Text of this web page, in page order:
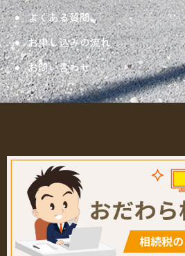
よくある質問
お申し込みの流れ
お問い合わせ